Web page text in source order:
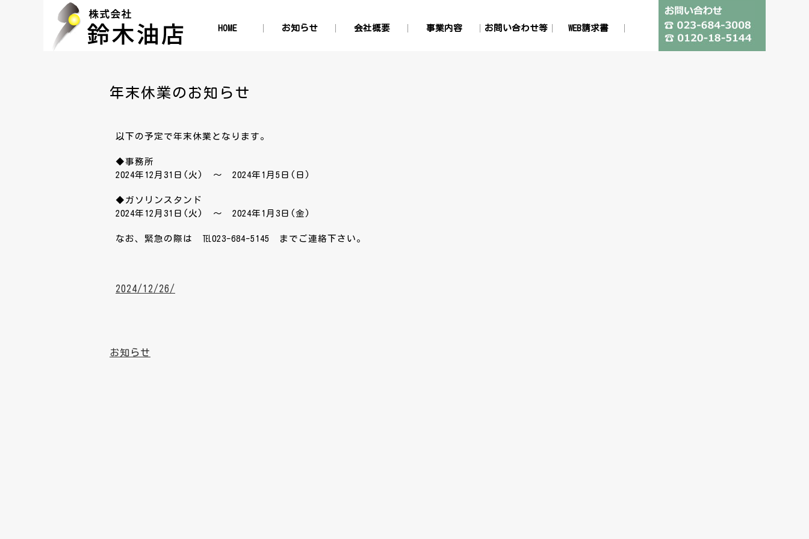
HOME お知らせ 会社概要 事業内容 お問い合わせ等 WEB請求書
年末休業のお知らせ
以下の予定で年末休業となります。
◆事務所
2024年12月31日(火) ～ 2024年1月5日(日)
◆ガソリンスタンド
2024年12月31日(火) ～ 2024年1月3日(金)
なお、緊急の際は ℡023-684-5145 までご連絡下さい。
2024/12/26/
お知らせ